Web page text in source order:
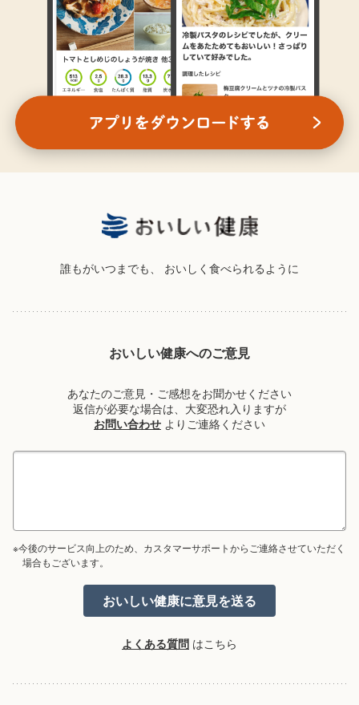
誰もがいつまでも、 おいしく食べられるように
おいしい健康へのご意見
あなたのご意見・ご感想をお聞かせください
返信が必要な場合は、大変恐れ入りますが
お問い合わせ よりご連絡ください
※今後のサービス向上のため、カスタマーサポートからご連絡させていただく
場合もございます。
よくある質問 はこちら